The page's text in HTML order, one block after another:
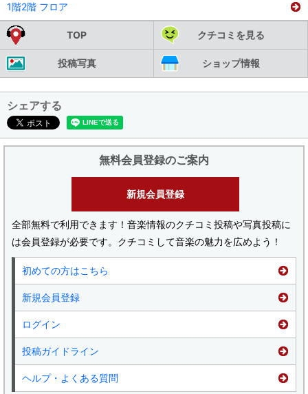
1階2階 フロア
TOP クチコミを見る
投稿写真 ショップ情報
シェアする
無料会員登録のご案内
新規会員登録
全部無料で利用できます！音楽情報のクチコミ投稿や写真投稿に
は会員登録が必要です。クチコミして音楽の魅力を広めよう！
初めての方はこちら
新規会員登録
ログイン
投稿ガイドライン
ヘルプ・よくある質問